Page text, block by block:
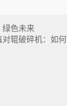
色未来
辊破碎机：如